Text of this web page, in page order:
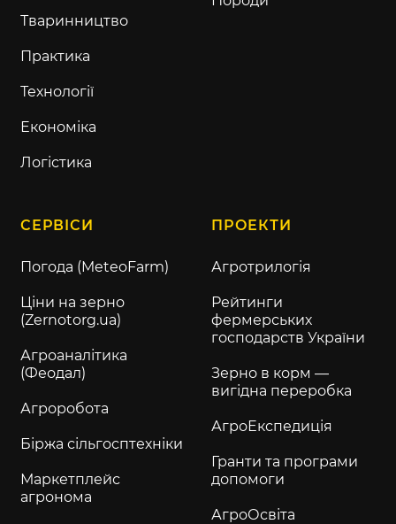
Тваринництво
Практика
Технології
Економіка
Логістика
СЕРВІСИ
Погода (MeteoFarm)
Ціни на зерно
(Zernotorg.ua)
Агроаналітика
(Феодал)
Агроробота
Біржа сільгосптехніки
Маркетплейс
агронома
ПРОЕКТИ
Агротрилогія
Рейтинги
фермерських
господарств України
Зерно в корм —
вигідна переробка
АгроЕкспедиція
Гранти та програми
допомоги
АгроОсвіта